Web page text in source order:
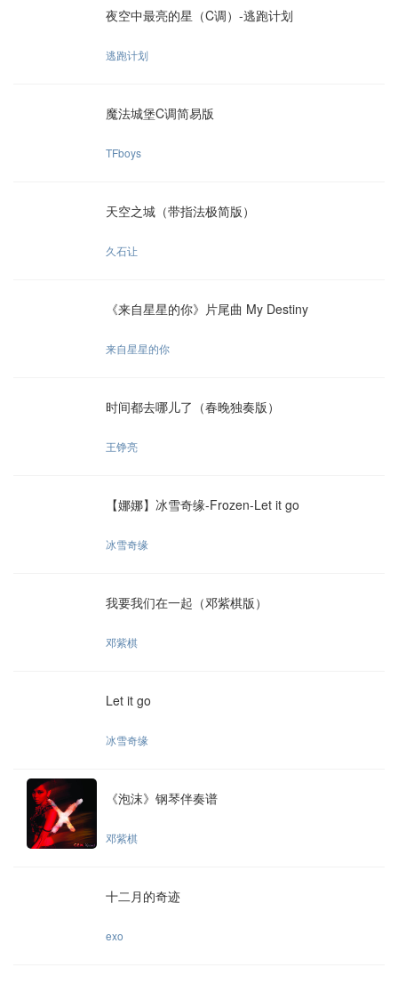
夜空中最亮的星（C调）-逃跑计划
逃跑计划
魔法城堡C调简易版
TFboys
天空之城（带指法极简版）
久石让
《来自星星的你》片尾曲 My Destiny
来自星星的你
时间都去哪儿了（春晚独奏版）
王铮亮
【娜娜】冰雪奇缘-Frozen-Let it go
冰雪奇缘
我要我们在一起（邓紫棋版）
邓紫棋
Let it go
冰雪奇缘
《泡沫》钢琴伴奏谱
邓紫棋
十二月的奇迹
exo